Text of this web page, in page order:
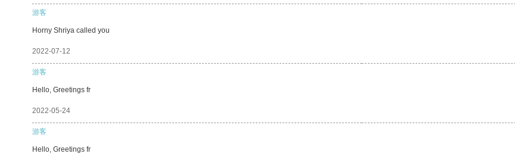
游客
Horny Shriya called you
2022-07-12
游客
Hello, Greetings fr
2022-05-24
游客
Hello, Greetings fr